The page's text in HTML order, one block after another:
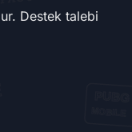
Destek talebi